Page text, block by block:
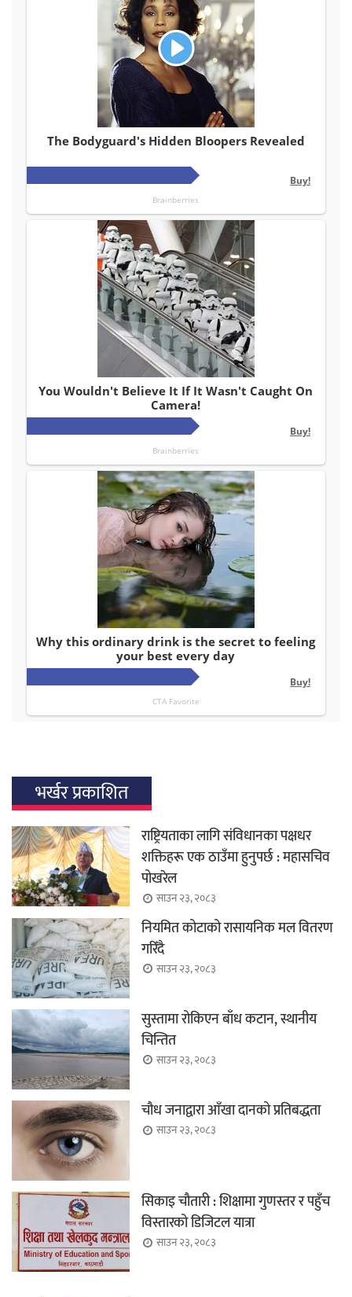
भर्खर प्रकाशित
राष्ट्रियताका लागि संविधानका पक्षधर
शक्तिहरू एक ठाउँमा हुनुपर्छ : महासचिव
पोखरेल
साउन २३, २०८३
नियमित कोटाको रासायनिक मल वितरण
गरिँदै
साउन २३, २०८३
सुस्तामा रोकिएन बाँध कटान, स्थानीय
चिन्तित
साउन २३, २०८३
चौध जनाद्वारा आँखा दानको प्रतिबद्धता
साउन २३, २०८३
सिकाइ चौतारी : शिक्षामा गुणस्तर र पहुँच
विस्तारको डिजिटल यात्रा
साउन २३, २०८३